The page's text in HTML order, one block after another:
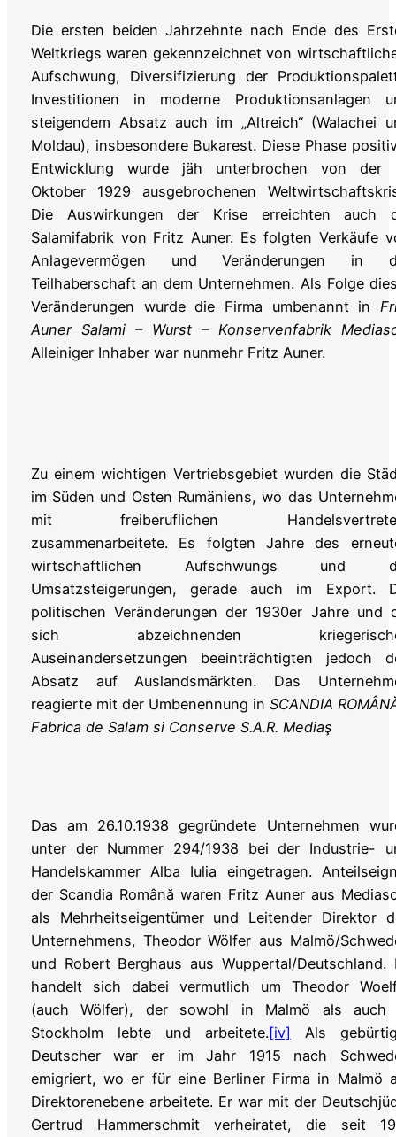
Die ersten beiden Jahrzehnte nach Ende des
Weltkriegs waren gekennzeichnet von
Aufschwung, Diversifizierung der
Investitionen in moderne Produktionsanlagen
steigendem Absatz auch im „Altreich“ (Walachei
Moldau), insbesondere Bukarest. Diese Phase
Entwicklung wurde jäh unterbrochen von der
Oktober 1929 ausgebrochenen
Die Auswirkungen der Krise erreichten auch
Salamifabrik von Fritz Auner. Es folgten Verkäufe
Anlagevermögen und Veränderungen in
Teilhaberschaft an dem Unternehmen. Als Folge
Veränderungen wurde die Firma umbenannt in
Auner Salami – Wurst – Konservenfabrik
Alleiniger Inhaber war nunmehr Fritz Auner.
Zu einem wichtigen Vertriebsgebiet wurden die
im Süden und Osten Rumäniens, wo das
mit freiberuflichen
zusammenarbeitete. Es folgten Jahre des
wirtschaftlichen Aufschwungs und
Umsatzsteigerungen, gerade auch im Export.
politischen Veränderungen der 1930er Jahre und
sich abzeichnenden
Auseinandersetzungen beeinträchtigten jedoch
Absatz auf Auslandsmärkten. Das
reagierte mit der Umbenennung in SCANDIA
Fabrica de Salam si Conserve S.A.R. Mediaş
Das am 26.10.1938 gegründete Unternehmen
unter der Nummer 294/1938 bei der Industrie-
Handelskammer Alba Iulia eingetragen.
der Scandia Română waren Fritz Auner aus
als Mehrheitseigentümer und Leitender Direktor
Unternehmens, Theodor Wölfer aus Malmö/
und Robert Berghaus aus Wuppertal/Deutschland.
handelt sich dabei vermutlich um Theodor
(auch Wölfer), der sowohl in Malmö als auch
Stockholm lebte und arbeitete.[iv] Als
Deutscher war er im Jahr 1915 nach
emigriert, wo er für eine Berliner Firma in Malmö
Direktorenebene arbeitete. Er war mit der
Gertrud Hammerschmit verheiratet, die seit